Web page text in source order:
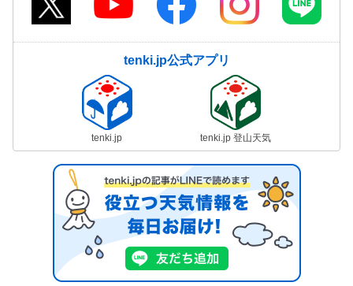
tenki.jp公式アプリ
tenki.jp tenki.jp 登山天気